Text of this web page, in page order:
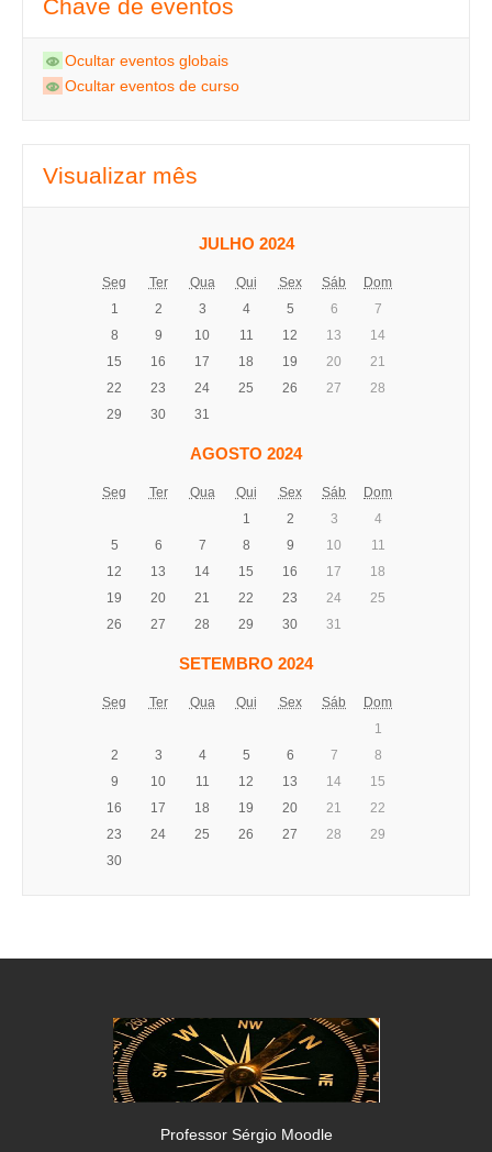
Chave de eventos
Ocultar eventos globais
Ocultar eventos de curso
Visualizar mês
JULHO 2024
Seg Ter Qua Qui Sex Sáb
Dom
1
2 3 4 5 6
7
8
9 10 11 12 13
14
15
16 17 18 19 20
21
22
23 24 25 26 27
28
29
30 31
AGOSTO 2024
Seg Ter Qua Qui Sex Sáb
Dom
1
2 3
4
5
6 7 8 9 10
11
12
13 14 15 16 17
18
19
20 21 22 23 24
25
26
27 28 29 30 31
SETEMBRO 2024
Seg Ter Qua Qui Sex Sáb
Dom
1
2
3 4 5 6 7
8
9
10 11 12 13 14
15
16
17 18 19 20 21
22
23
24 25 26 27 28
29
30
Professor Sérgio Moodle